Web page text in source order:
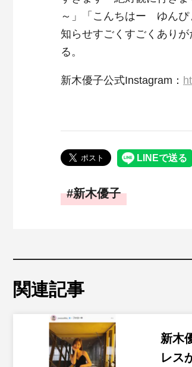
～」「こんちはー ゆんぴ
知らせすごくすごくあり
る。
新木優子公式Instagram：
新木優子
関連記事
新木
レス